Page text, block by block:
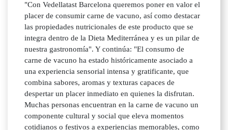
"Con Vedellatast Barcelona queremos poner en valor el
placer de consumir carne de vacuno, así como destacar
las propiedades nutricionales de este producto que se
integra dentro de la Dieta Mediterránea y es un pilar de
nuestra gastronomía". Y continúa: "El consumo de
carne de vacuno ha estado históricamente asociado a
una experiencia sensorial intensa y gratificante, que
combina sabores, aromas y texturas capaces de
despertar un placer inmediato en quienes la disfrutan.
Muchas personas encuentran en la carne de vacuno un
componente cultural y social que eleva momentos
cotidianos o festivos a experiencias memorables, como